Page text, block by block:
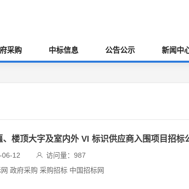
采购 中标信息 公告公示 新闻中
楼顶大字及室内外 VI 标识供应商入围项目招标
06-12 访问量：987
政府采购 采购招标 中国招标网